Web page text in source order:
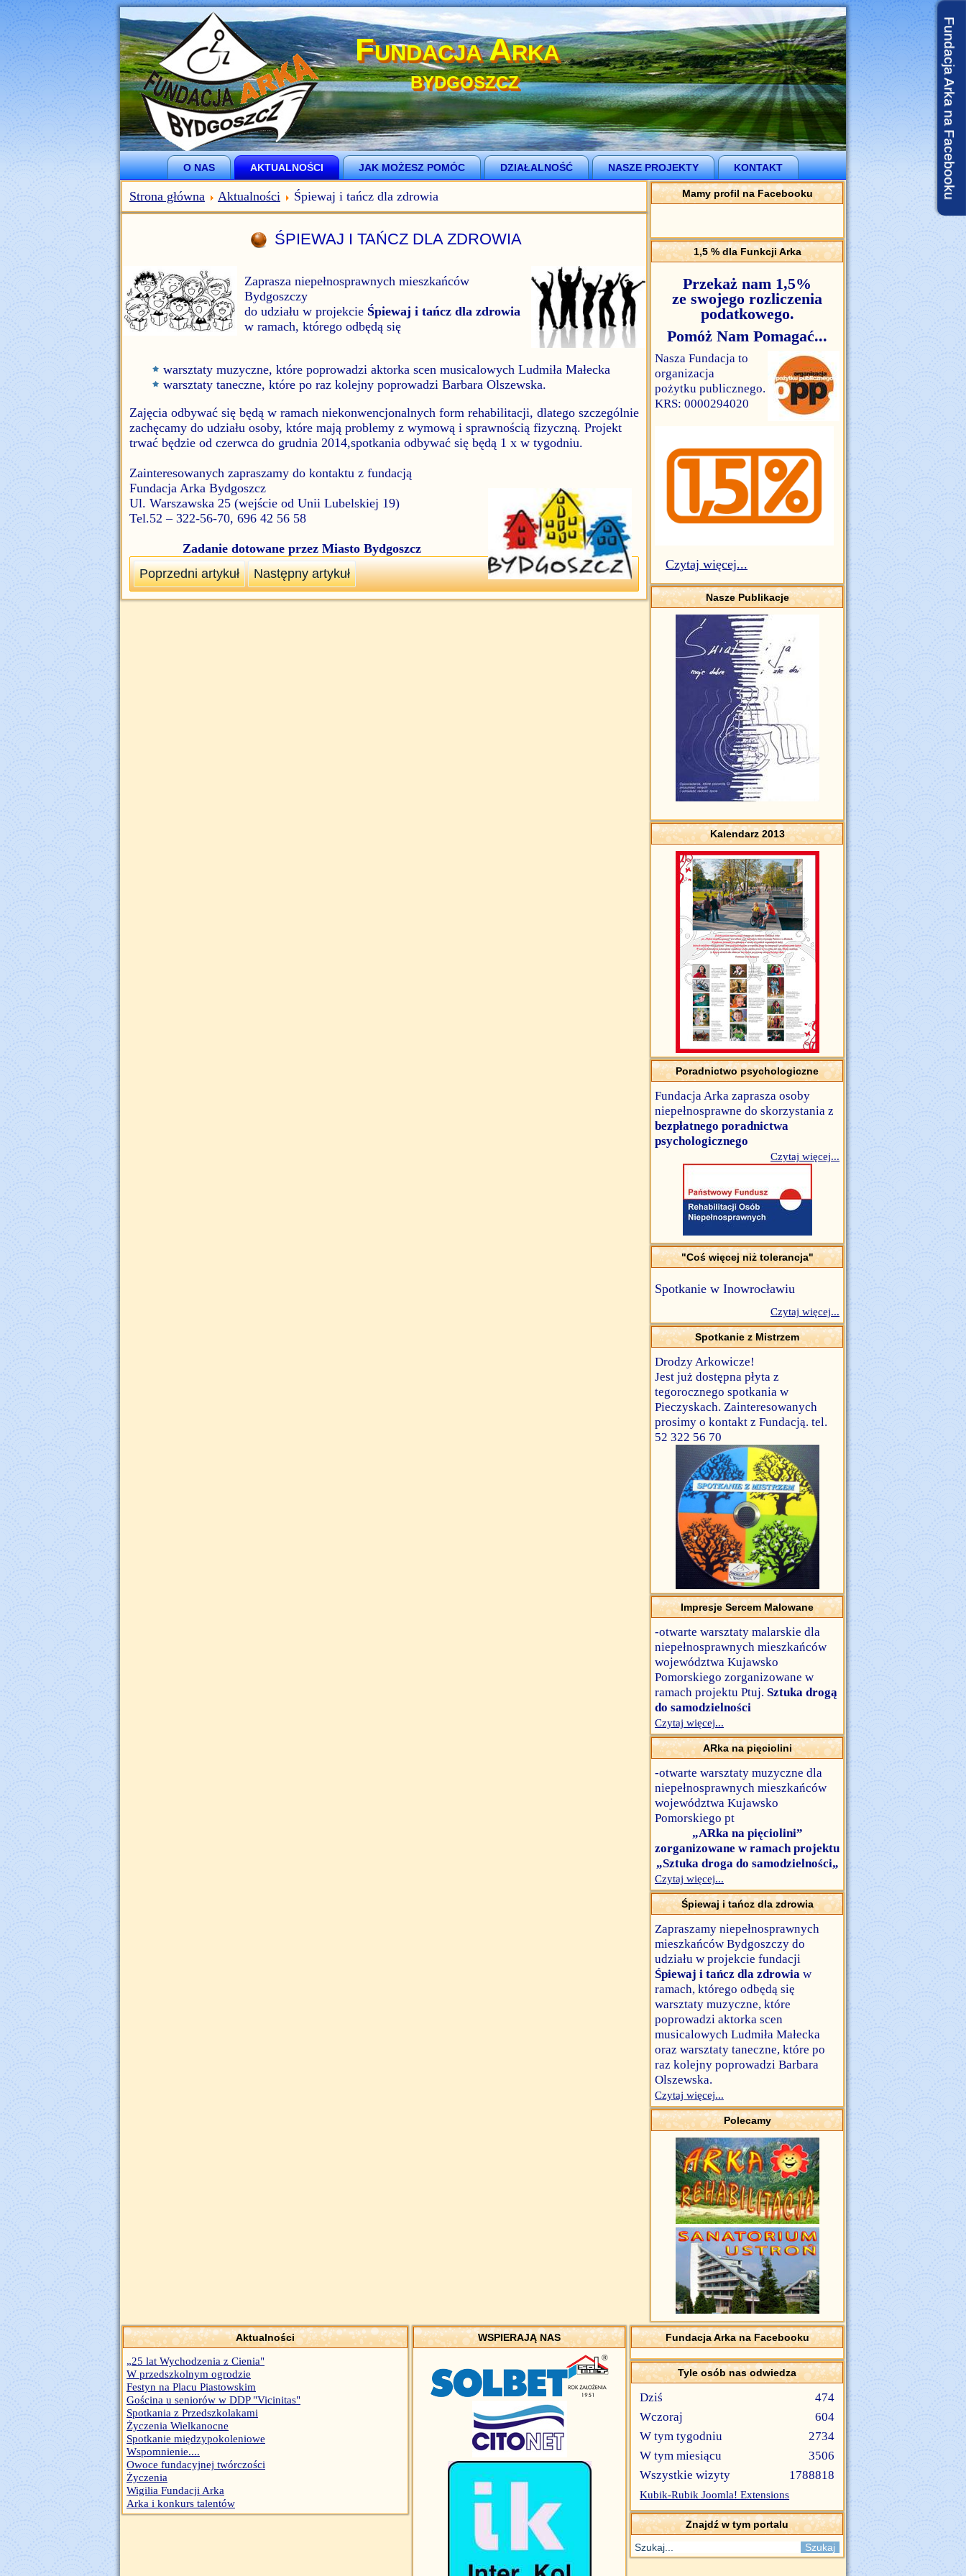
Fundacja Arka
BYDGOSZCZ
O NAS AKTUALNOŚCI JAK MOŻESZ POMÓC DZIAŁALNOŚĆ NASZE PROJEKTY KONTAKT
Strona główna Aktualności Śpiewaj i tańcz dla zdrowia
ŚPIEWAJ I TAŃCZ DLA ZDROWIA
Zaprasza niepełnosprawnych mieszkańców
Bydgoszczy
do udziału w projekcie Śpiewaj i tańcz dla zdrowia
w ramach, którego odbędą się
warsztaty muzyczne, które poprowadzi aktorka scen musicalowych Ludmiła Małecka
warsztaty taneczne, które po raz kolejny poprowadzi Barbara Olszewska.
Zajęcia odbywać się będą w ramach niekonwencjonalnych form rehabilitacji, dlatego szczególnie
zachęcamy do udziału osoby, które mają problemy z wymową i sprawnością fizyczną. Projekt
trwać będzie od czerwca do grudnia 2014,spotkania odbywać się będą 1 x w tygodniu.
Zainteresowanych zapraszamy do kontaktu z fundacją
Fundacja Arka Bydgoszcz
Ul. Warszawska 25 (wejście od Unii Lubelskiej 19)
Tel.52 – 322-56-70, 696 42 56 58
Zadanie dotowane przez Miasto Bydgoszcz
Poprzedni artykuł
Następny artykuł
Mamy profil na Facebooku
1,5 % dla Funkcji Arka
Przekaż nam 1,5%
ze swojego rozliczenia
podatkowego.
Pomóż Nam Pomagać...
Nasza Fundacja to
organizacja
pożytku publicznego.
KRS: 0000294020
Czytaj więcej...
Nasze Publikacje
Kalendarz 2013
Poradnictwo psychologiczne
Fundacja Arka zaprasza osoby
niepełnosprawne do skorzystania z
bezpłatnego poradnictwa
psychologicznego
Czytaj więcej...
"Coś więcej niż tolerancja"
Spotkanie w Inowrocławiu
Czytaj więcej...
Spotkanie z Mistrzem
Drodzy Arkowicze!
Jest już dostępna płyta z
tegorocznego spotkania w
Pieczyskach. Zainteresowanych
prosimy o kontakt z Fundacją. tel.
52 322 56 70
Impresje Sercem Malowane
-otwarte warsztaty malarskie dla
niepełnosprawnych mieszkańców
województwa Kujawsko
Pomorskiego zorganizowane w
ramach projektu Ptuj. Sztuka drogą
do samodzielności
Czytaj więcej...
ARka na pięciolini
-otwarte warsztaty muzyczne dla
niepełnosprawnych mieszkańców
województwa Kujawsko
Pomorskiego pt
„ARka na pięciolini”
zorganizowane w ramach projektu
„Sztuka droga do samodzielności„
Czytaj więcej...
Śpiewaj i tańcz dla zdrowia
Zapraszamy niepełnosprawnych
mieszkańców Bydgoszczy do
udziału w projekcie fundacji
Śpiewaj i tańcz dla zdrowia w
ramach, którego odbędą się
warsztaty muzyczne, które
poprowadzi aktorka scen
musicalowych Ludmiła Małecka
oraz warsztaty taneczne, które po
raz kolejny poprowadzi Barbara
Olszewska.
Czytaj więcej...
Polecamy
Aktualności
„25 lat Wychodzenia z Cienia"
W przedszkolnym ogrodzie
Festyn na Placu Piastowskim
Gościna u seniorów w DDP "Vicinitas"
Spotkania z Przedszkolakami
Życzenia Wielkanocne
Spotkanie międzypokoleniowe
Wspomnienie....
Owoce fundacyjnej twórczości
Życzenia
Wigilia Fundacji Arka
Arka i konkurs talentów
WSPIERAJĄ NAS Fundacja Arka na Facebooku
Tyle osób nas odwiedza
Dziś
474
Wczoraj
604
W tym tygodniu
2734
W tym miesiącu
3506
Wszystkie wizyty
1788818
Kubik-Rubik Joomla! Extensions
Znajdź w tym portalu
Fundacja Arka na Facebooku